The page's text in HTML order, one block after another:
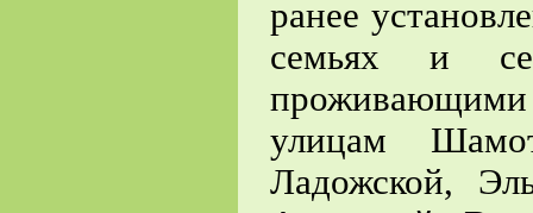
ранее
семьях и
улицам
Ладожской,